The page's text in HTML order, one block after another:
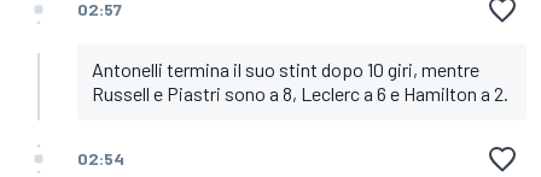
02:57
Antonelli termina il suo stint dopo 10 giri, mentre
Russell e Piastri sono a 8, Leclerc a 6 e Hamilton a 2.
02:54